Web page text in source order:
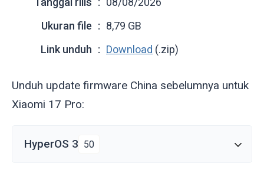
Ukuran file
8,79 GB
Link unduh
Download (.zip)
Unduh update firmware China sebelumnya untuk
Xiaomi 17 Pro:
HyperOS 3 50